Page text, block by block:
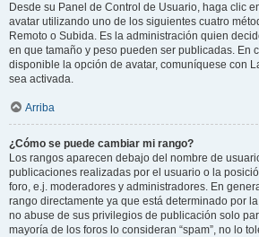
Desde su Panel de Control de Usuario, haga clic
avatar utilizando uno de los siguientes cuatro
Remoto o Subida. Es la administración quien
en que tamaño y peso pueden ser publicadas. En
disponible la opción de avatar, comuníquese con
sea activada.
Arriba
¿Cómo se puede cambiar mi rango?
Los rangos aparecen debajo del nombre de
publicaciones realizadas por el usuario o la
foro, e.j. moderadores y administradores. En
rango directamente ya que está determinado por
no abuse de sus privilegios de publicación solo
mayoría de los foros lo consideran “spam”, no lo